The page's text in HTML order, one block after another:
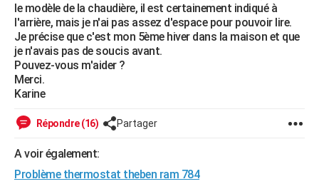
CARTE DE VOEUX
Carte de Noël
Carte Bonne année
Carte Saint-Valentin
Carte Pâques
Carte d'anniversaire
DICTIONNAIRE
Dictionnaire
Biographies
Citations
Expressions
Proverbes
PROGRAMME TV
COPAINS D'AVANT
FORUM
le modèle de la chaudière, il est certainement indiqué à
l'arrière, mais je n'ai pas assez d'espace pour pouvoir lire.
Je précise que c'est mon 5ème hiver dans la maison et que
je n'avais pas de soucis avant.
Pouvez-vous m'aider ?
Merci.
Karine
Répondre (16) Partager
A voir également:
Problème thermostat theben ram 784